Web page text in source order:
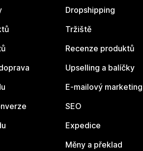
Dropshipping
Tržiště
Recenze produktů
Upselling a balíčky
E-mailový marketing
SEO
Expedice
Měny a překlad